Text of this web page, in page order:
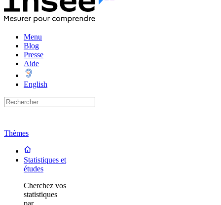
Menu
Blog
Presse
Aide
English
Thèmes
Statistiques et
études
Cherchez vos
statistiques
par…